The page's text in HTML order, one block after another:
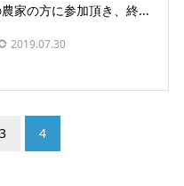
家の方に参加頂き、終...
2019.07.30
3 4